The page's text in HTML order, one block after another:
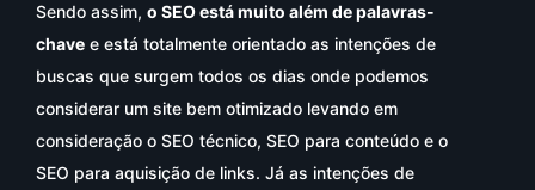
Sendo assim, o SEO está muito além de palavras-
chave e está totalmente orientado as intenções de
buscas que surgem todos os dias onde podemos
considerar um site bem otimizado levando em
consideração o SEO técnico, SEO para conteúdo e o
SEO para aquisição de links. Já as intenções de